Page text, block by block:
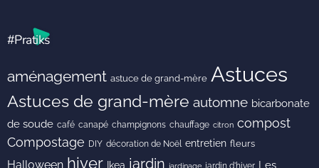
#Pratiks
aménagement astuce de grand-mère Astuces
Astuces de grand-mère automne bicarbonate
de soude café canapé champignons chauffage citron compost
Compostage DIY décoration de Noël entretien fleurs
Halloween hiver Ikea jardin jardinage jardin d'hiver Les